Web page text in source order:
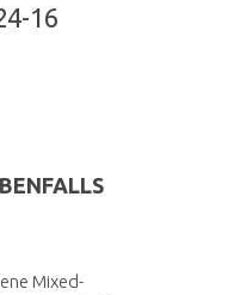
16
Mixed-